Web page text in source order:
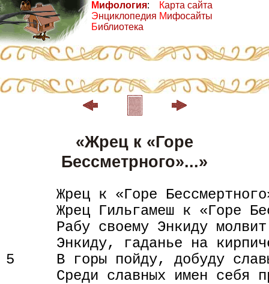
Мифология:
Энциклопедия
Библиотека
Карта сайта
Мифосайты
«Жрец к «Горе
Бессметрного»...»
Жрец к «Горе
Жрец Гильгамеш к «Горе
Рабу своему Энкиду
Энкиду, гаданье на
5     В горы пойду, добуду
Среди славных имен себя